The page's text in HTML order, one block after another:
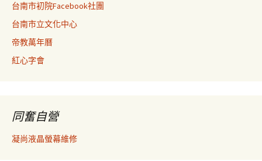
台南市初院Facebook社團
台南市立文化中心
帝教萬年曆
紅心字會
同奮自營
凝尚液晶螢幕維修